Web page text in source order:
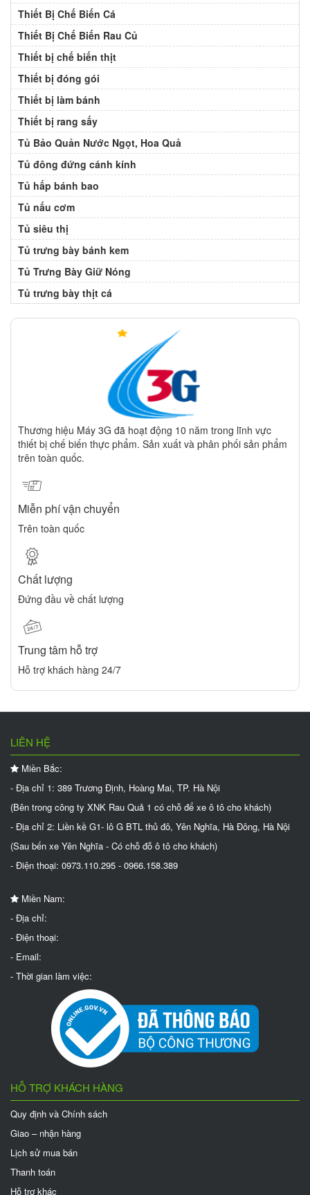
Thiết Bị Chế Biến Cá
Thiết Bị Chế Biến Rau Củ
Thiết bị chế biến thịt
Thiết bị đóng gói
Thiết bị làm bánh
Thiết bị rang sấy
Tủ Bảo Quản Nước Ngọt, Hoa Quả
Tủ đông đứng cánh kính
Tủ hấp bánh bao
Tủ nấu cơm
Tủ siêu thị
Tủ trưng bày bánh kem
Tủ Trưng Bày Giữ Nóng
Tủ trưng bày thịt cá
Thương hiệu Máy 3G đã hoạt động 10 năm trong lĩnh vực
thiết bị chế biến thực phẩm. Sản xuất và phân phối sản phẩm
trên toàn quốc.
Miễn phí vận chuyển
Trên toàn quốc
Chất lượng
Đứng đầu về chất lượng
Trung tâm hỗ trợ
Hỗ trợ khách hàng 24/7
LIÊN HỆ
Miền Bắc:
- Địa chỉ 1: 389 Trương Định, Hoàng Mai, TP. Hà Nội
(Bên trong công ty XNK Rau Quả 1 có chỗ để xe ô tô cho khách)
- Địa chỉ 2: Liền kề G1- lô G BTL thủ đô, Yên Nghĩa, Hà Đông, Hà Nội
(Sau bến xe Yên Nghĩa - Có chỗ đỗ ô tô cho khách)
- Điện thoại: 0973.110.295 - 0966.158.389
Miền Nam:
- Địa chỉ:
- Điện thoại:
- Email:
- Thời gian làm việc:
HỖ TRỢ KHÁCH HÀNG
Quy định và Chính sách
Giao – nhận hàng
Lịch sử mua bán
Thanh toán
Hỗ trợ khác